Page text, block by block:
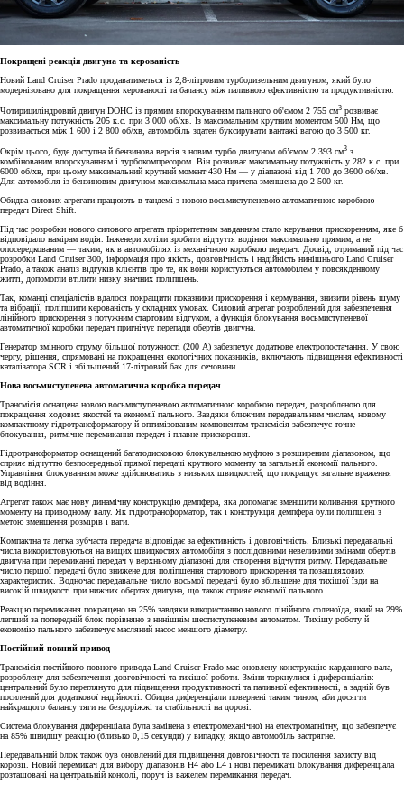
Покращені реакція двигуна та керованість
Новий Land Cruiser Prado продаватиметься із 2,8-літровим турбодизельним двигуном, який було
модернізовано для покращення керованості та балансу між паливною ефективністю та продуктивністю.
Чотирициліндровий двигун DOHC із прямим впорскуванням пального об'ємом 2 755 см3 розвиває
максимальну потужність 205 к.с. при 3 000 об/хв. Із максимальним крутним моментом 500 Нм, що
розвивається між 1 600 і 2 800 об/хв, автомобіль здатен буксирувати вантажі вагою до 3 500 кг.
Окрім цього, буде доступна й бензинова версія з новим турбо двигуном об’ємом 2 393 см3 з
комбінованим впорскуванням і турбокомпресором. Він розвиває максимальну потужність у 282 к.с. при
6000 об/хв, при цьому максимальний крутний момент 430 Нм — у діапазоні від 1 700 до 3600 об/хв.
Для автомобіля із бензиновим двигуном максимальна маса причепа зменшена до 2 500 кг.
Обидва силових агрегати працюють в тандемі з новою восьмиступеневою автоматичною коробкою
передач Direct Shift.
Під час розробки нового силового агрегата пріоритетним завданням стало керування прискоренням, яке б
відповідало намірам водія. Інженери хотіли зробити відчуття водіння максимально прямим, а не
опосередкованим — таким, як в автомобілях із механічною коробкою передач. Досвід, отриманий під час
розробки Land Cruiser 300, інформація про якість, довговічність і надійність нинішнього Land Cruiser
Prado, а також аналіз відгуків клієнтів про те, як вони користуються автомобілем у повсякденному
житті, допомогли втілити низку значних поліпшень.
Так, команді спеціалістів вдалося покращити показники прискорення і кермування, знизити рівень шуму
та вібрації, поліпшити керованість у складних умовах. Силовий агрегат розроблений для забезпечення
лінійного прискорення з потужним стартовим відгуком, а функція блокування восьмиступеневої
автоматичної коробки передач пригнічує перепади обертів двигуна.
Генератор змінного струму більшої потужності (200 А) забезпечує додаткове електропостачання. У свою
чергу, рішення, спрямовані на покращення екологічних показників, включають підвищення ефективності
каталізатора SCR і збільшений 17-літровий бак для сечовини.
Нова восьмиступенева автоматична коробка передач
Трансмісія оснащена новою восьмиступеневою автоматичною коробкою передач, розробленою для
покращення ходових якостей та економії пального. Завдяки ближчим передавальним числам, новому
компактному гідротрансформатору й оптимізованим компонентам трансмісія забезпечує точне
блокування, ритмічне перемикання передач і плавне прискорення.
Гідротрансформатор оснащений багатодисковою блокувальною муфтою з розширеним діапазоном, що
сприяє відчуттю безпосередньої прямої передачі крутного моменту та загальній економії пального.
Управління блокуванням може здійснюватись з низьких швидкостей, що покращує загальне враження
від водіння.
Агрегат також має нову динамічну конструкцію демпфера, яка допомагає зменшити коливання крутного
моменту на приводному валу. Як гідротрансформатор, так і конструкція демпфера були поліпшені з
метою зменшення розмірів і ваги.
Компактна та легка зубчаста передача відповідає за ефективність і довговічність. Близькі передавальні
числа використовуються на вищих швидкостях автомобіля з послідовними невеликими змінами обертів
двигуна при перемиканні передач у верхньому діапазоні для створення відчуття ритму. Передавальне
число першої передачі було знижене для поліпшення стартового прискорення та позашляхових
характеристик. Водночас передавальне число восьмої передачі було збільшене для тихішої їзди на
високій швидкості при нижчих обертах двигуна, що також сприяє економії пального.
Реакцію перемикання покращено на 25% завдяки використанню нового лінійного соленоїда, який на 29%
легший за попередній блок порівняно з нинішнім шестиступеневим автоматом. Тихішу роботу й
економію пального забезпечує масляний насос меншого діаметру.
Постійний повний привод
Трансмісія постійного повного привода Land Cruiser Prado має оновлену конструкцію карданного вала,
розроблену для забезпечення довговічності та тихішої роботи. Зміни торкнулися і диференціалів:
центральний було переглянуто для підвищення продуктивності та паливної ефективності, а задній був
посилений для додаткової надійності. Обидва диференціали повернені таким чином, аби досягти
найкращого балансу тяги на бездоріжжі та стабільності на дорозі.
Система блокування диференціала була замінена з електромеханічної на електромагнітну, що забезпечує
на 85% швидшу реакцію (близько 0,15 секунди) у випадку, якщо автомобіль застрягне.
Передавальний блок також був оновлений для підвищення довговічності та посилення захисту від
корозії. Новий перемикач для вибору діапазонів H4 або L4 і нові перемикачі блокування диференціала
розташовані на центральній консолі, поруч із важелем перемикання передач.